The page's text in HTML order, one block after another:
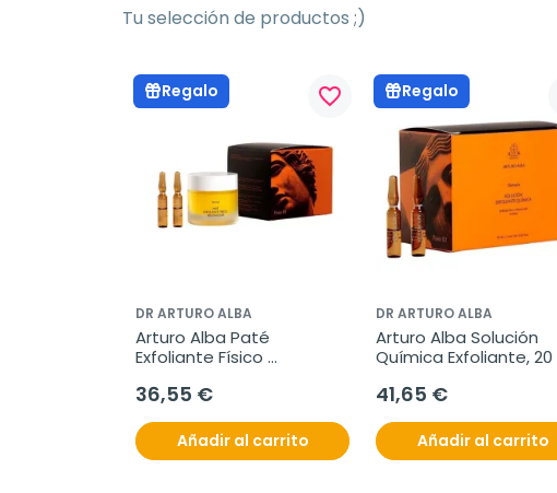
Tu selección de productos ;)
Regalo favorite_border
DR ARTURO ALBA
Arturo Alba Paté
Exfoliante Físico
36,55 €
Añadir al carrito
Regalo
DR ARTURO ALBA
Arturo Alba Solución
Química Exfoliante, 20
41,65 €
Añadir al carrito